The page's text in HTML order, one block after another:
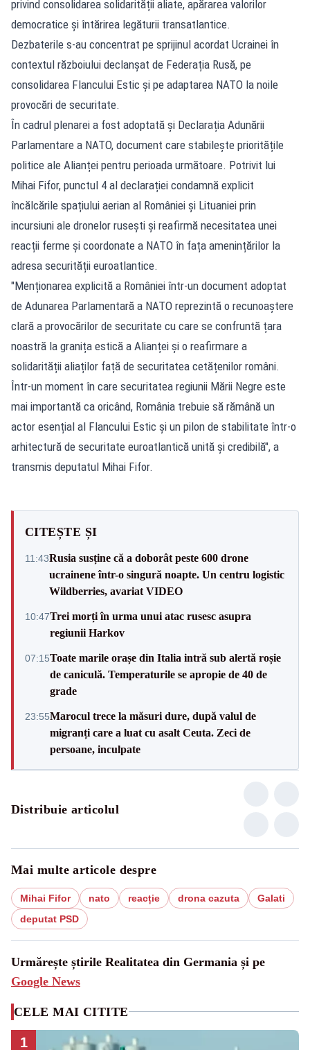
privind consolidarea solidarității aliate, apărarea valorilor
democratice și întărirea legăturii transatlantice.
Dezbaterile s-au concentrat pe sprijinul acordat Ucrainei în
contextul războiului declanșat de Federația Rusă, pe
consolidarea Flancului Estic și pe adaptarea NATO la noile
provocări de securitate.
În cadrul plenarei a fost adoptată și Declarația Adunării
Parlamentare a NATO, document care stabilește prioritățile
politice ale Alianței pentru perioada următoare. Potrivit lui
Mihai Fifor, punctul 4 al declarației condamnă explicit
încălcările spațiului aerian al României și Lituaniei prin
incursiuni ale dronelor rusești și reafirmă necesitatea unei
reacții ferme și coordonate a NATO în fața amenințărilor la
adresa securității euroatlantice.
"Menționarea explicită a României într-un document adoptat
de Adunarea Parlamentară a NATO reprezintă o recunoaștere
clară a provocărilor de securitate cu care se confruntă țara
noastră la granița estică a Alianței și o reafirmare a
solidarității aliaților față de securitatea cetățenilor români.
Într-un moment în care securitatea regiunii Mării Negre este
mai importantă ca oricând, România trebuie să rămână un
actor esențial al Flancului Estic și un pilon de stabilitate într-o
arhitectură de securitate euroatlantică unită și credibilă", a
transmis deputatul Mihai Fifor.
CITEȘTE ȘI
11:43Rusia susține că a doborât peste 600 drone
ucrainene într-o singură noapte. Un centru logistic
Wildberries, avariat VIDEO
10:47Trei morți în urma unui atac rusesc asupra
regiunii Harkov
07:15Toate marile orașe din Italia intră sub alertă roșie
de caniculă. Temperaturile se apropie de 40 de
grade
23:55Marocul trece la măsuri dure, după valul de
migranți care a luat cu asalt Ceuta. Zeci de
persoane, inculpate
Distribuie articolul
Mai multe articole despre
Mihai Fifor nato reacție drona cazuta
Galati
deputat PSD
Urmărește știrile Realitatea din Germania și pe
Google News
CELE MAI CITITE
1